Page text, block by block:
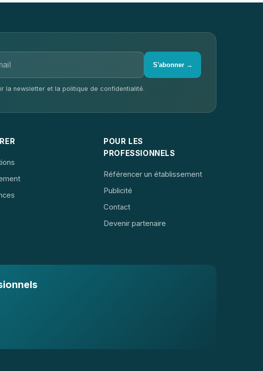
S'abonner →
la newsletter et la politique de confidentialité.
POUR LES
PROFESSIONNELS
Référencer un établissement
Publicité
Contact
Devenir partenaire